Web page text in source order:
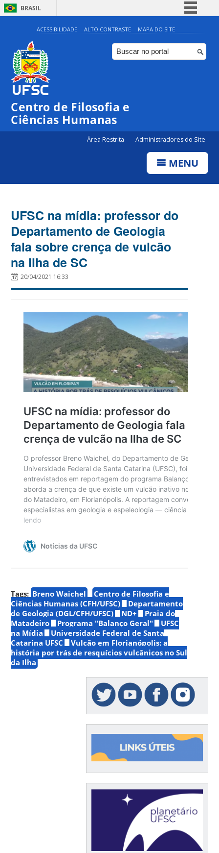
BRASIL
Simplifique!
Comunica BR
Participe
ACESSIBILIDADE ALTO CONTRASTE MAPA DO SITE
Centro de Filosofia e
Ciências Humanas
Área Restrita Administradores do Site
MENU
UFSC na mídia: professor do
Departamento de Geologia
fala sobre crença de vulcão
na Ilha de SC
20/04/2021 16:33
Tags: Breno Waichel
Centro de Filosofia e
Ciências Humanas (CFH/UFSC)
Departamento
de Geologia (DGL/CFH/UFSC)
ND+
Praia do
Matadeiro
Programa "Balanço Geral"
UFSC
na Mídia
Universidade Federal de Santa
Catarina UFSC
Vulcão em Florianópolis: a
história por trás de resquícios vulcânicos no Sul
da Ilha